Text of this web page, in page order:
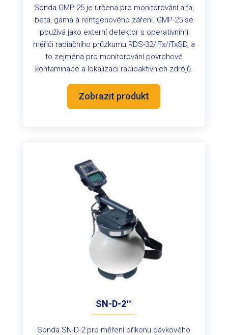
Sonda GMP-25 je určena pro monitorování alfa,
beta, gama a rentgenového záření. GMP-25 se
používá jako externí detektor s operativními
měřiči radiačního průzkumu RDS-32/iTx/iTxSD, a
to zejména pro monitorování povrchové
kontaminace a lokalizaci radioaktivních zdrojů.
Zobrazit produkt
SN-D-2™
Sonda SN-D-2 pro měření příkonu dávkového